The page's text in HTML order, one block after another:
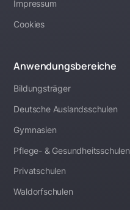
Impressum
Cookies
Anwendungsbereiche
Bildungsträger
Deutsche Auslandsschulen
Gymnasien
Pflege- & Gesundheitsschulen
Privatschulen
Waldorfschulen